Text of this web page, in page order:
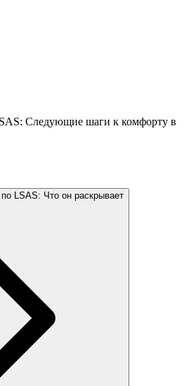
Следующие шаги к комфорту в
LSAS: Что он раскрывает